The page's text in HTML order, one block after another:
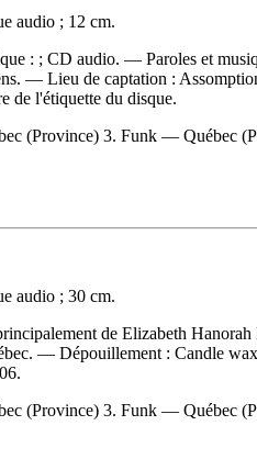
audio ; 12 cm.
: ; CD audio. — Paroles et
— Lieu de captation :
de l'étiquette du disque.
(Province) 3. Funk — Québec
audio ; 30 cm.
de Elizabeth
— Dépouillement : Candle
(Province) 3. Funk — Québec